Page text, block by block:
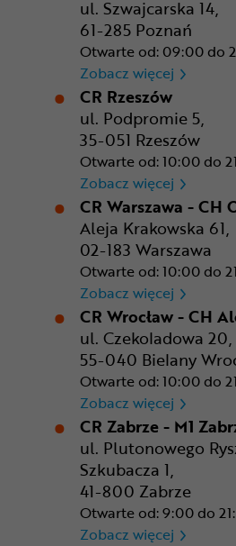
ul. Szwajcarska 14,
61-285 Poznań
Otwarte od: 09:00 do
Zobacz więcej CR
CR Rzeszów
ul. Podpromie 5,
35-051 Rzeszów
Otwarte od: 10:00 do
Zobacz więcej CR
CR Warszawa - CH
Aleja Krakowska 61,
02-183 Warszawa
Otwarte od: 10:00 do
Zobacz więcej CR
CR Wrocław - CH
ul. Czekoladowa 20,
55-040 Bielany
Otwarte od: 10:00 do
Zobacz więcej CR
CR Zabrze - M1
ul. Plutonowego
Szkubacza 1,
41-800 Zabrze
Otwarte od: 9:00 do
Zobacz więcej CR